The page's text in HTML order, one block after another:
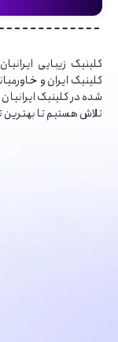
کلینیک ایران و
شده در کلینیک
تلاش هستیم تا بهترین